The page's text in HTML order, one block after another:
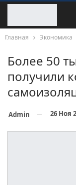
Главная Экономика
Более 50
получили
Admin 26 Ноя